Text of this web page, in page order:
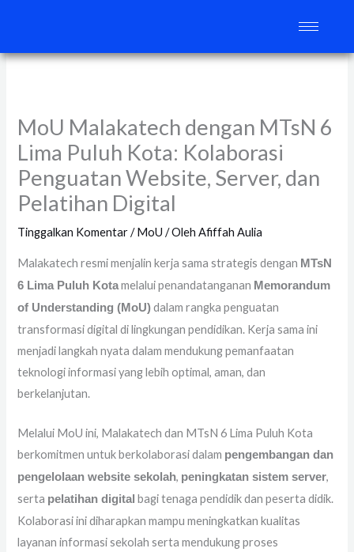
konten
MoU Malakatech dengan MTsN 6
Lima Puluh Kota: Kolaborasi
Penguatan Website, Server, dan
Pelatihan Digital
Tinggalkan Komentar /MoU / OlehAfiffah Aulia
Malakatech resmi menjalin kerja sama strategis dengan MTsN
6 Lima Puluh Kotamelalui penandatanganan Memorandum
of Understanding (MoU)dalam rangka penguatan
transformasi digital di lingkungan pendidikan. Kerja sama ini
menjadi langkah nyata dalam mendukung pemanfaatan
teknologi informasi yang lebih optimal, aman, dan
berkelanjutan.
Melalui MoU ini, Malakatech dan MTsN 6 Lima Puluh Kota
berkomitmen untuk berkolaborasi dalam pengembangan dan
pengelolaan website sekolah, peningkatan sistem server,
serta pelatihan digital bagi tenaga pendidik dan peserta didik.
Kolaborasi ini diharapkan mampu meningkatkan kualitas
layanan informasi sekolah serta mendukung proses